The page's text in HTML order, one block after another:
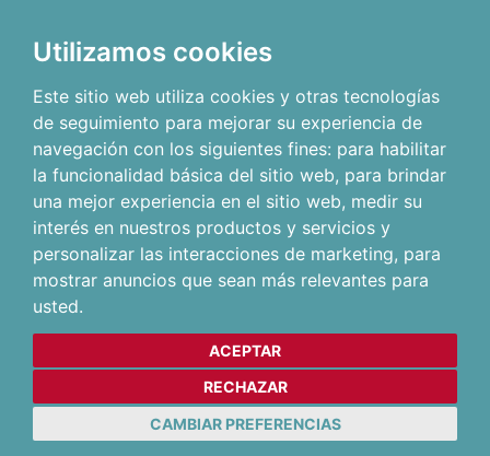
Utilizamos cookies
Este sitio web utiliza cookies y otras tecnologías
de seguimiento para mejorar su experiencia de
navegación con los siguientes fines: para habilitar
la funcionalidad básica del sitio web, para brindar
una mejor experiencia en el sitio web, medir su
interés en nuestros productos y servicios y
personalizar las interacciones de marketing, para
mostrar anuncios que sean más relevantes para
usted.
ACEPTAR
RECHAZAR
CAMBIAR PREFERENCIAS